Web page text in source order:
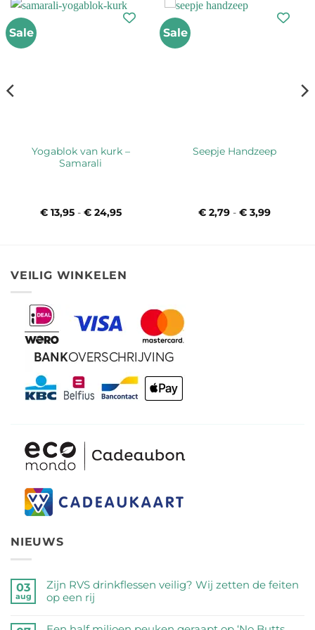
Sale
Yogablok van kurk –
Samarali
€13,95 - €24,95Prijsklasse:
Sale
Seepje Handzeep
€ 2,79 - € 3,99
VEILIG WINKELEN
NIEUWS
03
aug
Zijn RVS drinkflessen veilig? Wij zetten de feiten
op een rij
reacties